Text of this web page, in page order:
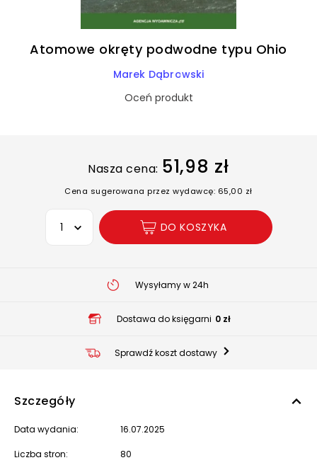
Atomowe okręty podwodne typu Ohio
Marek Dąbrowski
Oceń produkt
Nasza cena: 51,98 zł
Cena sugerowana przez wydawcę: 65,00 zł
Wybierz opcję
DO KOSZYKA
Wysyłamy w 24h
Dostawa do księgarni 0 zł
Sprawdź koszt dostawy
Szczegóły
Data wydania: 16.07.2025
Liczba stron: 80